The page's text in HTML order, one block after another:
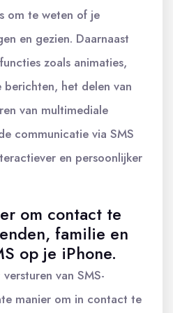
om te weten of je
en gezien. Daarnaast
zoals animaties,
het delen van
van multimediale
communicatie via SMS
en persoonlijker
om contact te
familie en
op je iPhone.
van SMS-
manier om in contact te